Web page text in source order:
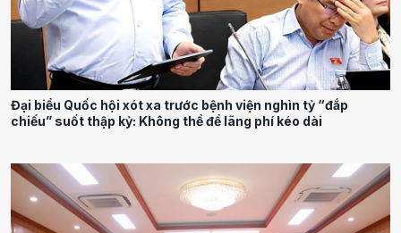
Đại biểu Quốc hội xót xa trước bệnh viện nghìn tỷ “đắp
chiếu” suốt thập kỷ: Không thể để lãng phí kéo dài